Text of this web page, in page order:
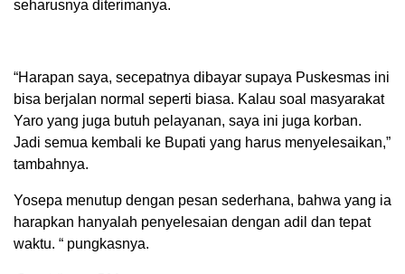
seharusnya diterimanya.
“Harapan saya, secepatnya dibayar supaya Puskesmas ini
bisa berjalan normal seperti biasa. Kalau soal masyarakat
Yaro yang juga butuh pelayanan, saya ini juga korban.
Jadi semua kembali ke Bupati yang harus menyelesaikan,”
tambahnya.
Yosepa menutup dengan pesan sederhana, bahwa yang ia
harapkan hanyalah penyelesaian dengan adil dan tepat
waktu. “ pungkasnya.